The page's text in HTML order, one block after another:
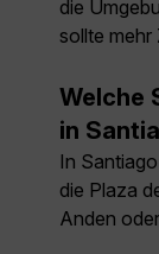
die
sollte mehr
Welche
in
In
die Plaza
Anden